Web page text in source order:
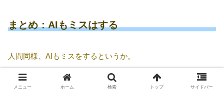
まとめ：AIもミスはする
人間同様、AIもミスをするというか。
「AI（テクノロジー）を過信してはいけない」というのは、
メニュー ホーム 検索 トップ サイドバー